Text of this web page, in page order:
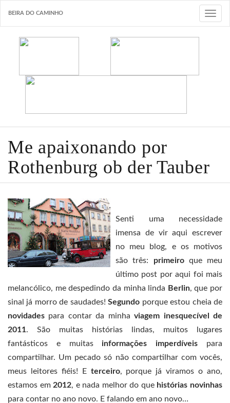
T
v
t
n
BEIRA DO CAMINHO
Me apaixonando por
Rothenburg ob der Tauber
Senti uma necessidade
imensa de vir aqui escrever
no meu blog, e os motivos
são três: primeiroque meu
último post por aqui foi mais
melancólico, me despedindo da minha linda Berlin, que por
sinal já morro de saudades!Segundo porque estou cheia de
novidades para contar da minhaviagem inesquecível de
2011. São muitas histórias lindas, muitos lugares
fantásticos e muitas informações imperdíveis para
compartilhar. Um pecado só não compartilhar com vocês,
meus leitores fiéis! E terceiro, porque já viramos o ano,
estamos em 2012, e nada melhor do que histórias novinhas
para contar no ano novo. E falando em ano novo…